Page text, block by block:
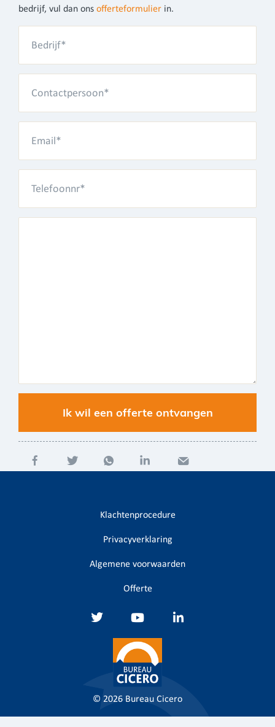
bedrijf, vul dan ons offerteformulier in.
© 2026 Bureau Cicero
Klachtenprocedure
Privacyverklaring
Algemene voorwaarden
Offerte